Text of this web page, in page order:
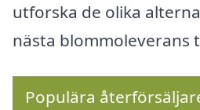
utforska de olika
nästa blommoleverans
Populära